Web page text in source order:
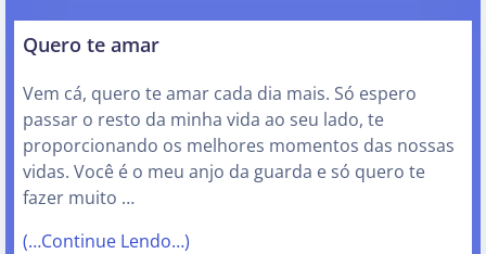
Quero te amar
Vem cá, quero te amar cada dia mais. Só espero
passar o resto da minha vida ao seu lado, te
proporcionando os melhores momentos das nossas
vidas. Você é o meu anjo da guarda e só quero te
fazer muito …
(…Continue Lendo…)